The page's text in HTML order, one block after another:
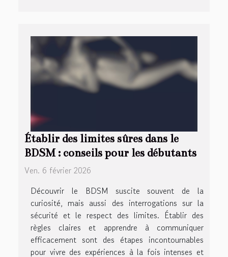
Établir des limites sûres dans le
BDSM : conseils pour les débutants
Ven. 6 février 2026
Découvrir le BDSM suscite souvent de la
curiosité, mais aussi des interrogations sur la
sécurité et le respect des limites. Établir des
règles claires et apprendre à communiquer
efficacement sont des étapes incontournables
pour vivre des expériences à la fois intenses et